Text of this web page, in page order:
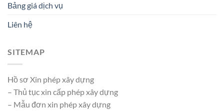
Bảng giá dịch vụ
Liên hệ
SITEMAP
Hồ sơ Xin phép xây dựng
– Thủ tục xin cấp phép xây dựng
– Mẫu đơn xin phép xây dựng